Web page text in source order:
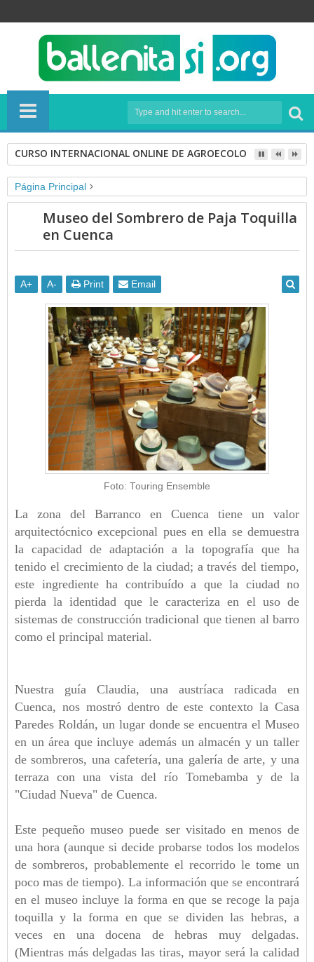
CURSO INTERNACIONAL ONLINE DE AGROECOLOGÍA
Página Principal
cuenca
DESTINOS. museo Foto
museo paja toquilla
paja toquilla
TURISMO CULTURAL
Museo del Sombrero de Paja Toquilla en Cuenca
Museo del Sombrero de Paja Toquilla
en Cuenca
A+ A- Print Email
Foto: Touring Ensemble
La zona del Barranco en Cuenca tiene un valor
arquitectócnico excepcional pues en ella se demuestra
la capacidad de adaptación a la topografía que ha
tenido el crecimiento de la ciudad; a través del tiempo,
este ingrediente ha contribuído a que la ciudad no
pierda la identidad que le caracteriza en el uso de
sistemas de construcción tradicional que tienen al barro
como el principal material.
Nuestra guía Claudia, una austríaca radicada en
Cuenca, nos mostró dentro de este contexto la Casa
Paredes Roldán, un lugar donde se encuentra el Museo
en un área que incluye además un almacén y un taller
de sombreros, una cafetería, una galería de arte, y una
terraza con una vista del río Tomebamba y de la
"Ciudad Nueva" de Cuenca.
Este pequeño museo puede ser visitado en menos de
una hora (aunque si decide probarse todos los modelos
de sombreros, probablemente el recorrido le tome un
poco mas de tiempo). La información que se encontrará
en el museo incluye la forma en que se recoge la paja
toquilla y la forma en que se dividen las hebras, a
veces en una docena de hebras muy delgadas.
(Mientras más delgadas las tiras, mayor será la calidad